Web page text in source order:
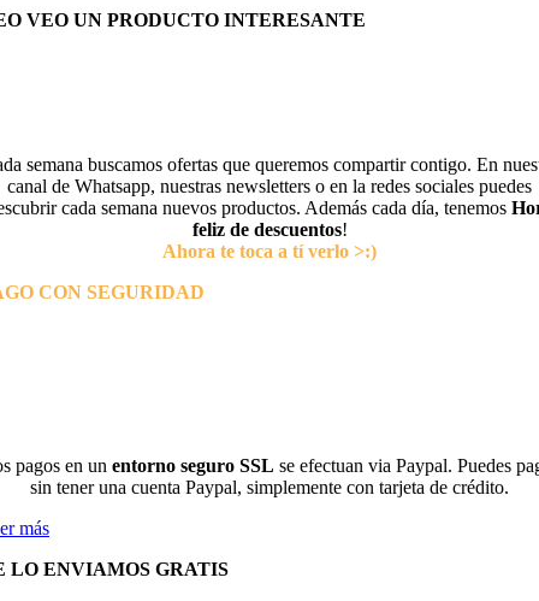
VEO UN PRODUCTO INTERESANTE
semana buscamos ofertas que queremos compartir contigo. En
canal de Whatsapp, nuestras newsletters o en la redes sociales puedes
cada semana nuevos productos. Además cada día, tenemos
feliz de descuentos!
Ahora te toca a tí verlo >:)
CON SEGURIDAD
pagos en un entorno seguro SSL se efectuan via Paypal. Puedes
sin tener una cuenta Paypal, simplemente con tarjeta de crédito.
más
LO ENVIAMOS GRATIS